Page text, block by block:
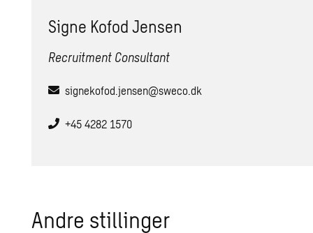
Signe Kofod Jensen
Recruitment Consultant
signekofod.jensen@sweco.dk
+45 4282 1570
Andre stil­lin­ger